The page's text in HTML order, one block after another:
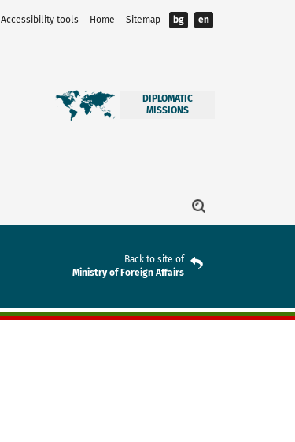
Accessibility tools Home Sitemap bg en
DIPLOMATIC
MISSIONS
Back to site of
Ministry of Foreign Affairs